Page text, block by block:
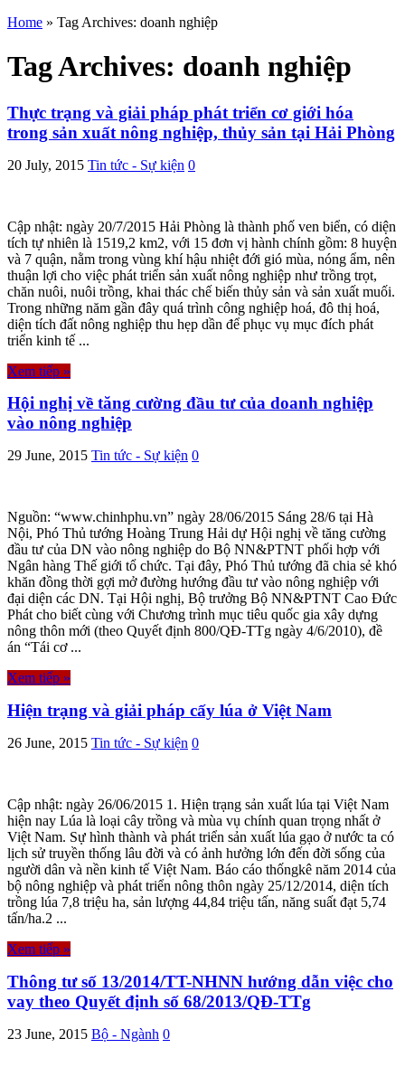
Home » Tag Archives: doanh nghiệp
Tag Archives: doanh nghiệp
Thực trạng và giải pháp phát triển cơ giới hóa
trong sản xuất nông nghiệp, thủy sản tại Hải Phòng
20 July, 2015 Tin tức - Sự kiện 0
Cập nhật: ngày 20/7/2015 Hải Phòng là thành phố ven biển, có diện
tích tự nhiên là 1519,2 km2, với 15 đơn vị hành chính gồm: 8 huyện
và 7 quận, nằm trong vùng khí hậu nhiệt đới gió mùa, nóng ẩm, nên
thuận lợi cho việc phát triển sản xuất nông nghiệp như trồng trọt,
chăn nuôi, nuôi trồng, khai thác chế biến thủy sản và sản xuất muối.
Trong những năm gần đây quá trình công nghiệp hoá, đô thị hoá,
diện tích đất nông nghiệp thu hẹp dần để phục vụ mục đích phát
triển kinh tế ...
Xem tiếp »
Hội nghị về tăng cường đầu tư của doanh nghiệp
vào nông nghiệp
29 June, 2015 Tin tức - Sự kiện 0
Nguồn: “www.chinhphu.vn” ngày 28/06/2015 Sáng 28/6 tại Hà
Nội, Phó Thủ tướng Hoàng Trung Hải dự Hội nghị về tăng cường
đầu tư của DN vào nông nghiệp do Bộ NN&PTNT phối hợp với
Ngân hàng Thế giới tổ chức. Tại đây, Phó Thủ tướng đã chia sẻ khó
khăn đồng thời gợi mở đường hướng đầu tư vào nông nghiệp với
đại diện các DN. Tại Hội nghị, Bộ trưởng Bộ NN&PTNT Cao Đức
Phát cho biết cùng với Chương trình mục tiêu quốc gia xây dựng
nông thôn mới (theo Quyết định 800/QĐ-TTg ngày 4/6/2010), đề
án “Tái cơ ...
Xem tiếp »
Hiện trạng và giải pháp cấy lúa ở Việt Nam
26 June, 2015 Tin tức - Sự kiện 0
Cập nhật: ngày 26/06/2015 1. Hiện trạng sản xuất lúa tại Việt Nam
hiện nay Lúa là loại cây trồng và mùa vụ chính quan trọng nhất ở
Việt Nam. Sự hình thành và phát triển sản xuất lúa gạo ở nước ta có
lịch sử truyền thống lâu đời và có ảnh hưởng lớn đến đời sống của
người dân và nền kinh tế Việt Nam. Báo cáo thốngkê năm 2014 của
bộ nông nghiệp và phát triển nông thôn ngày 25/12/2014, diện tích
trồng lúa 7,8 triệu ha, sản lượng 44,84 triệu tấn, năng suất đạt 5,74
tấn/ha.2 ...
Xem tiếp »
Thông tư số 13/2014/TT-NHNN hướng dẫn việc cho
vay theo Quyết định số 68/2013/QĐ-TTg
23 June, 2015 Bộ - Ngành 0